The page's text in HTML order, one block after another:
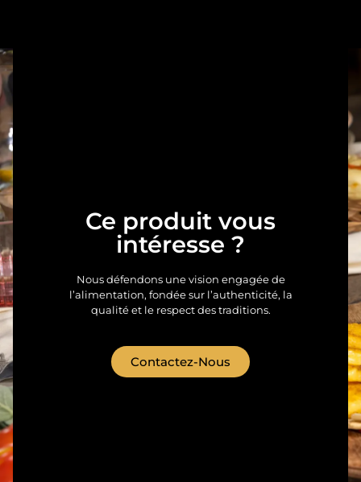
Ce produit vous
intéresse ?
Nous défendons une vision engagée de
l’alimentation, fondée sur l’authenticité, la
qualité et le respect des traditions.
Contactez-Nous